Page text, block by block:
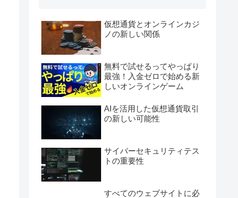
仮想通貨とオンラインカジ
ノの新しい関係
無料で試せるってやっぱり
最強！入金ゼロで始める新
しいオンラインゲーム
AIを活用した仮想通貨取引
の新しい可能性
サイバーセキュリティテス
トの重要性
すべてのウェブサイトに必